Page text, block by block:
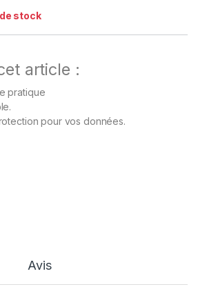
stock
article :
pratique
pour vos données.
Avis